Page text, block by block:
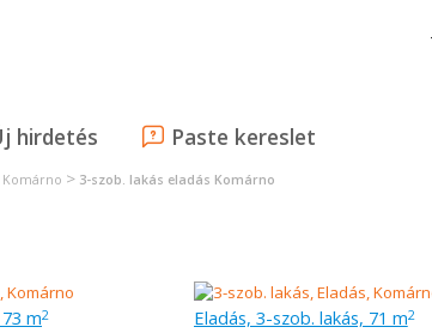
hirdetés Paste kereslet
Komárno > 3-szob. lakás eladás Komárno
m2 Eladás, 3-szob. lakás, 71 m2